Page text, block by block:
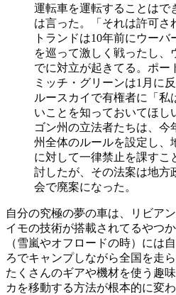
運転車を運転することはで
は言った。「それは許可さ
トランドは10年前にウー
を巡って激しく戦ったし、
でに対立が起きてる。ポー
ミッチ・グリーンは1月に
ルースカイで有権者に「私
いことを知っておいてほし
ゴン州の立法者たちは、今
州全体のルールを設定し、
に対して一律禁止を課すこ
討したが、その法案は地方
会で廃案になった。
自分の究極の夢の車は、リビア
イモの技術が搭載されてるやつ
（雪嵐やオフロードの時）には
ろでキャンプしながら全国を走
たくさんのギアや機材を使う趣
カを移動する方法が根本的に変わ